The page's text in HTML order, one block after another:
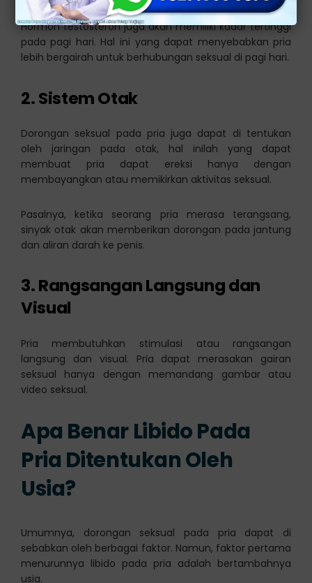
Hormon testosteron juga akan memiliki kadar tertinggi
pada pagi hari. Hal ini yang dapat menyebabkan pria
lebih bergairah untuk berhubungan seksual di pagi hari.
2. Sistem Otak
Dorongan seksual pada pria juga dapat di tentukan
oleh jaringan pada otak, hal inilah yang dapat
membuat pria dapat ereksi hanya dengan
membayangkan atau memikirkan aktivitas seksual.
Pasalnya, ketika seorang pria merasa terangsang,
sinyak otak akan memberikan dorongan pada jantung
dan aliran darah ke penis.
3. Rangsangan Langsung dan
Visual
Pria membutuhkan stimulasi atau rangsangan
langsung dan visual. Pria dapat merasakan gairan
seksual hanya dengan memandang gambar atau
video seksual.
Apa Benar Libido Pada
Pria Ditentukan Oleh
Usia?
Umumnya, dorongan seksual pada pria dapat di
sebabkan oleh berbagai faktor. Namun, faktor pertama
menurunnya libido pada pria adalah bertambahnya
usia.